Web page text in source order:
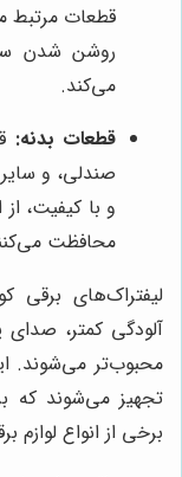
قطعات مرتبط
روشن شدن
می‌کند.
قطعات بدنه:
صندلی، و
و با کیفیت،
محافظت
لیفتراک‌های برقی
آلودگی کمتر، صدای
محبوب‌تر می‌شوند.
تجهیز می‌شوند که
برخی از انواع لوازم